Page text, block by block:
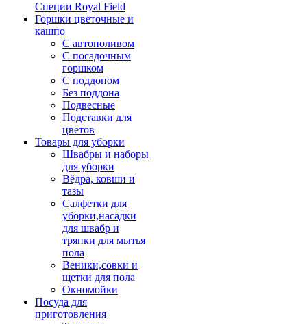
Специи Royal Field
Горшки цветочные и
кашпо
С автополивом
С посадочным
горшком
С поддоном
Без поддона
Подвесные
Подставки для
цветов
Товары для уборки
Швабры и наборы
для уборки
Вёдра, ковши и
тазы
Салфетки для
уборки,насадки
для швабр и
тряпки для мытья
пола
Веники,совки и
щетки для пола
Окномойки
Посуда для
приготовления